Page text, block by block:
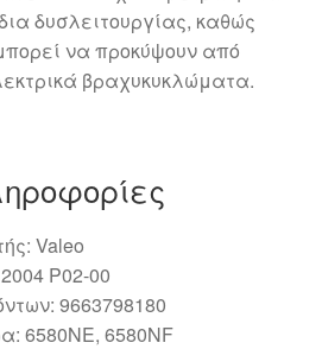
δυσλειτουργίας, καθώς
να προκύψουν από
βραχυκυκλώματα.
Valeo
P02-00
9663798180
6580NE, 6580NF